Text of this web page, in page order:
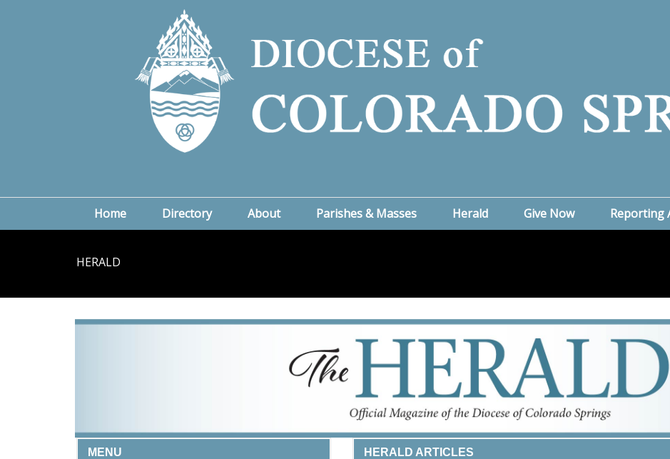
Home Directory About Parishes & Masses Herald Give Now Reporting
HERALD
MENU HERALD ARTICLES